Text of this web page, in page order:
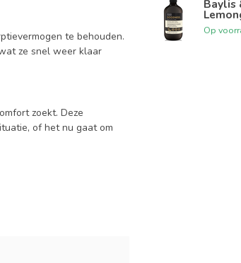
te behouden.
ze snel weer klaar
zoekt. Deze
of het nu gaat om
Baylis
Op